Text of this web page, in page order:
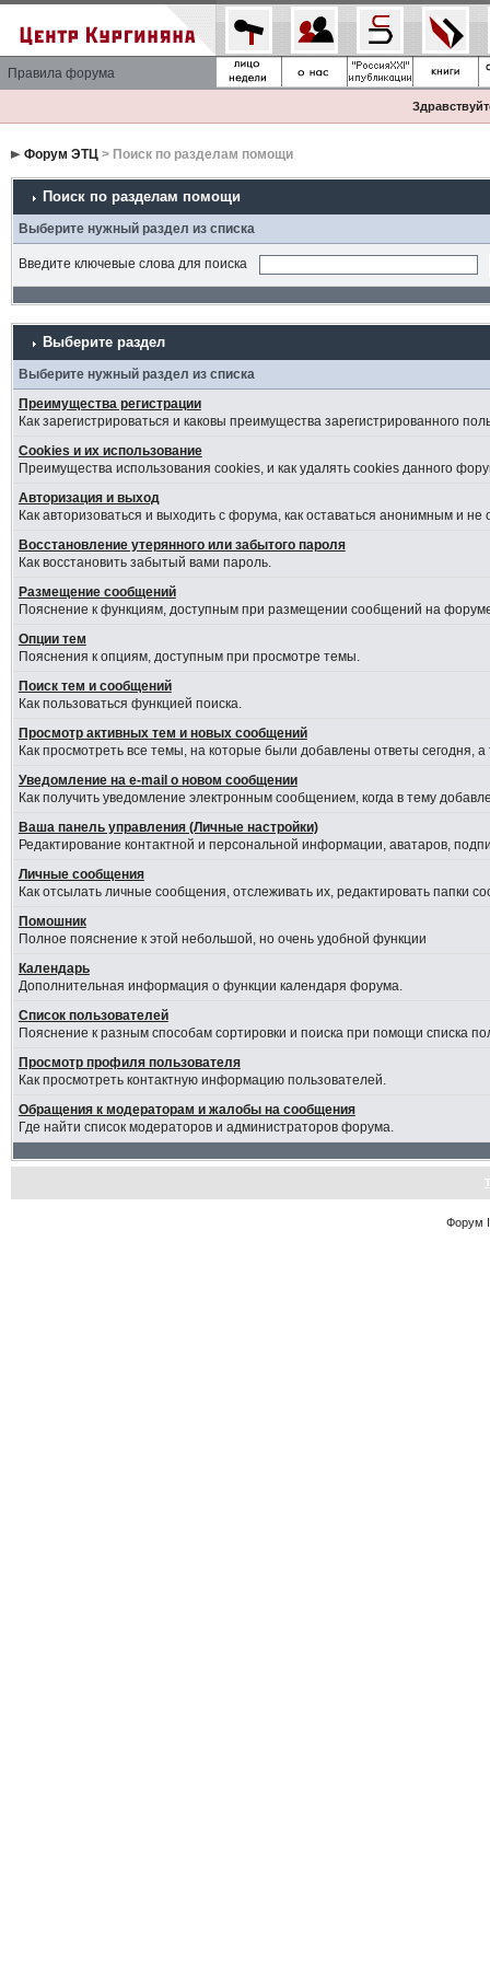
Правила форума
Форум ЭТЦ> Поиск по разделам помощи
Поиск по разделам помощи
Выберите нужный раздел из списка
Введите ключевые слова для поиска
Выберите раздел
Выберите нужный раздел из списка
Преимущества регистрации
Как зарегистрироваться и каковы преимущества зарегистрированного
Cookies и их использование
Преимущества использования cookies, и как удалять cookies данного
Авторизация и выход
Как авторизоваться и выходить с форума, как оставаться анонимным и
Восстановление утерянного или забытого пароля
Как восстановить забытый вами пароль.
Размещение сообщений
Пояснение к функциям, доступным при размещении сообщений на
Опции тем
Пояснения к опциям, доступным при просмотре темы.
Поиск тем и сообщений
Как пользоваться функцией поиска.
Просмотр активных тем и новых сообщений
Как просмотреть все темы, на которые были добавлены ответы сегодня,
Уведомление на е-mail о новом сообщении
Как получить уведомление электронным сообщением, когда в тему
Ваша панель управления (Личные настройки)
Редактирование контактной и персональной информации, аватаров,
Личные сообщения
Как отсылать личные сообщения, отслеживать их, редактировать папки
Помошник
Полное пояснение к этой небольшой, но очень удобной функции
Календарь
Дополнительная информация о функции календаря форума.
Список пользователей
Пояснение к разным способам сортировки и поиска при помощи списка
Просмотр профиля пользователя
Как просмотреть контактную информацию пользователей.
Обращения к модераторам и жалобы на сообщения
Где найти список модераторов и администраторов форума.
Форум